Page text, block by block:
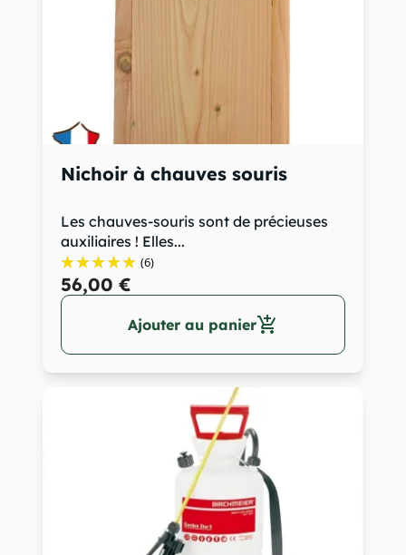
Nichoir à chauves souris
Les chauves-souris sont de précieuses
auxiliaires ! Elles...
(6)
56,00 €
Ajouter au panieradd_shopping_cart